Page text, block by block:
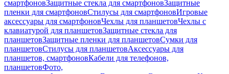
смартфоновЗащитные стекла для смартфоновЗащитные
пленки для смартфоновСтилусы для смартфоновИгровые
аксессуары для смартфоновЧехлы для планшетовЧехлы с
клавиатурой для планшетовЗащитные стекла для
планшетовЗащитные пленки для планшетовСумки для
планшетовСтилусы для планшетовАксессуары для
планшетов, смартфоновКабели для телефонов,
планшетовФото,